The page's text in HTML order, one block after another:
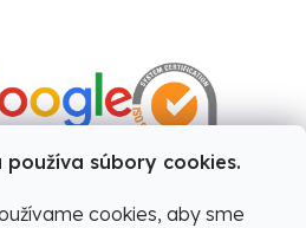
súbory cookies.
cookies, aby sme